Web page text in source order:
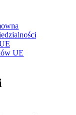
UE